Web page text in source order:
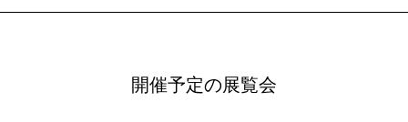
開催予定の展覧会